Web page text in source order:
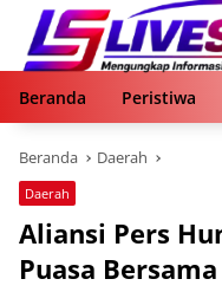
Langsung
konten
Beranda
Peristiwa
Beranda Daerah
Daerah
Aliansi Pers
Puasa